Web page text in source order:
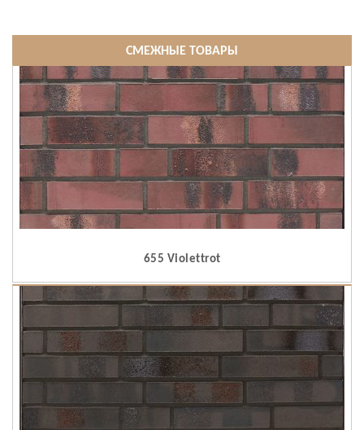
СМЕЖНЫЕ ТОВАРЫ
655 Violettrot